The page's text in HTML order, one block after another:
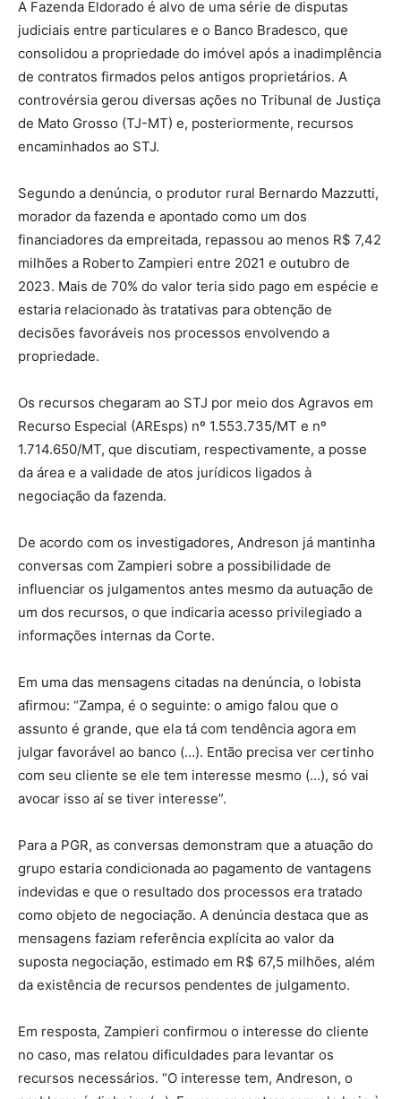
A Fazenda Eldorado é alvo de uma série de disputas
judiciais entre particulares e o Banco Bradesco, que
consolidou a propriedade do imóvel após a inadimplência
de contratos firmados pelos antigos proprietários. A
controvérsia gerou diversas ações no Tribunal de Justiça
de Mato Grosso (TJ-MT) e, posteriormente, recursos
encaminhados ao STJ.
Segundo a denúncia, o produtor rural Bernardo Mazzutti,
morador da fazenda e apontado como um dos
financiadores da empreitada, repassou ao menos R$ 7,42
milhões a Roberto Zampieri entre 2021 e outubro de
2023. Mais de 70% do valor teria sido pago em espécie e
estaria relacionado às tratativas para obtenção de
decisões favoráveis nos processos envolvendo a
propriedade.
Os recursos chegaram ao STJ por meio dos Agravos em
Recurso Especial (AREsps) nº 1.553.735/MT e nº
1.714.650/MT, que discutiam, respectivamente, a posse
da área e a validade de atos jurídicos ligados à
negociação da fazenda.
De acordo com os investigadores, Andreson já mantinha
conversas com Zampieri sobre a possibilidade de
influenciar os julgamentos antes mesmo da autuação de
um dos recursos, o que indicaria acesso privilegiado a
informações internas da Corte.
Em uma das mensagens citadas na denúncia, o lobista
afirmou: “Zampa, é o seguinte: o amigo falou que o
assunto é grande, que ela tá com tendência agora em
julgar favorável ao banco (…). Então precisa ver certinho
com seu cliente se ele tem interesse mesmo (…), só vai
avocar isso aí se tiver interesse”.
Para a PGR, as conversas demonstram que a atuação do
grupo estaria condicionada ao pagamento de vantagens
indevidas e que o resultado dos processos era tratado
como objeto de negociação. A denúncia destaca que as
mensagens faziam referência explícita ao valor da
suposta negociação, estimado em R$ 67,5 milhões, além
da existência de recursos pendentes de julgamento.
Em resposta, Zampieri confirmou o interesse do cliente
no caso, mas relatou dificuldades para levantar os
recursos necessários. “O interesse tem, Andreson, o